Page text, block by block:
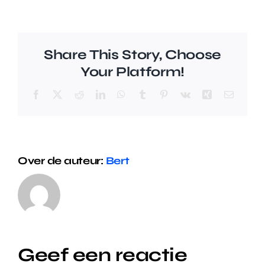
Share This Story, Choose
Your Platform!
Facebook RedditLinkedInWhatsApp
Tumblr Pinterest
Vk XingE-
Over de auteur: Bert
Geef een reactie